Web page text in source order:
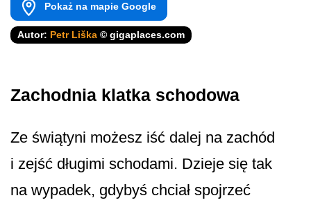
Pokaż na mapie Google
Autor: Petr Liška © gigaplaces.com
Zachodnia klatka schodowa
Ze świątyni możesz iść dalej na zachód
i zejść długimi schodami. Dzieje się tak
na wypadek, gdybyś chciał spojrzeć